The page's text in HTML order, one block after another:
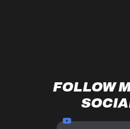
FOLLOW